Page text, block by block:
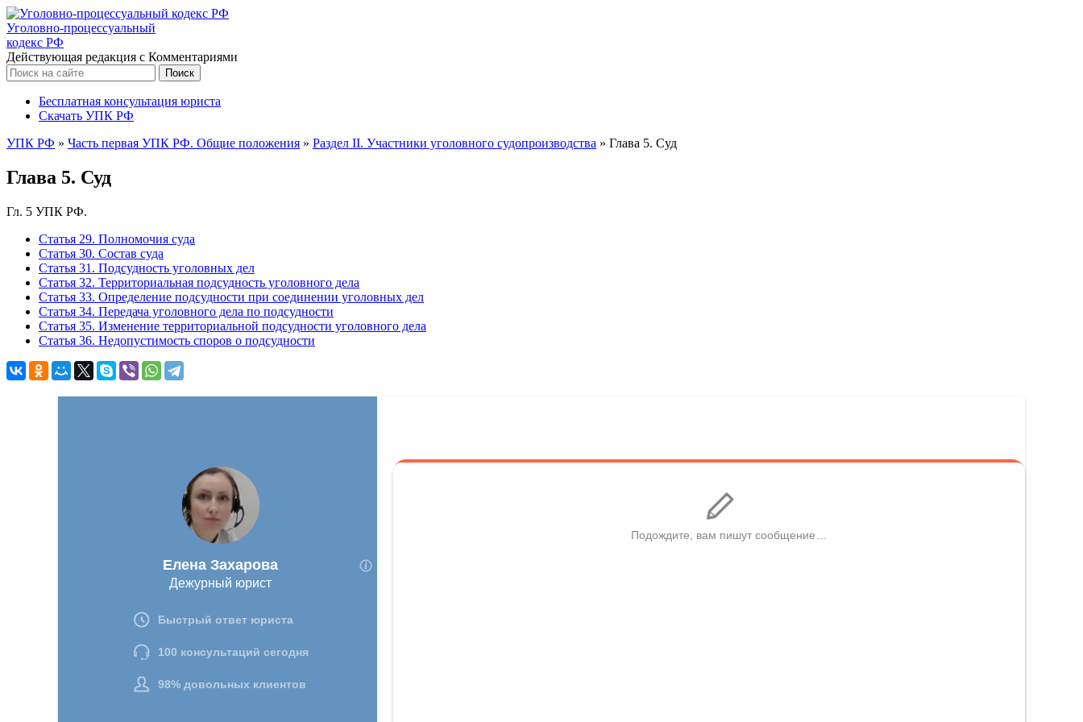
Уголовно-процессуальный
кодекс РФ
Действующая редакция с Комментариями
Бесплатная консультация юриста
Скачать УПК РФ
УПК РФ » Часть первая УПК РФ. Общие положения » Раздел II. Участники уголовного судопроизводства » Глава 5. Суд
Глава 5. Суд
Гл. 5 УПК РФ.
Статья 29. Полномочия суда
Статья 30. Состав суда
Статья 31. Подсудность уголовных дел
Статья 32. Территориальная подсудность уголовного дела
Статья 33. Определение подсудности при соединении уголовных дел
Статья 34. Передача уголовного дела по подсудности
Статья 35. Изменение территориальной подсудности уголовного дела
Статья 36. Недопустимость споров о подсудности